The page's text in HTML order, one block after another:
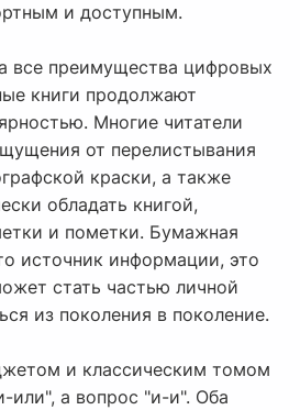
и доступным.
все преимущества цифровых
книги продолжают
Многие читатели
от перелистывания
краски, а также
обладать книгой,
и пометки. Бумажная
источник информации, это
стать частью личной
из поколения в поколение.
и классическим томом
или", а вопрос "и-и". Оба